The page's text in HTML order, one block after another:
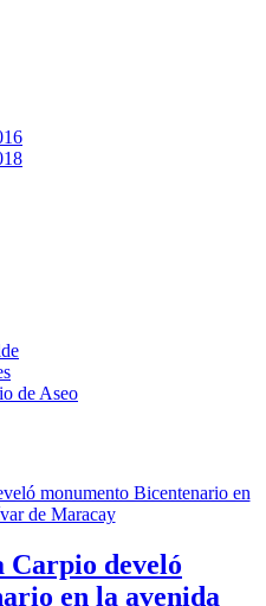
de Aseo
develó
en la avenida